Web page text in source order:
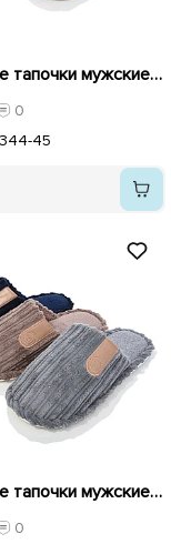
Домашние тапочки мужские 591145 Синие
0
44-45
Домашние тапочки мужские 591143 Темно-синие
0